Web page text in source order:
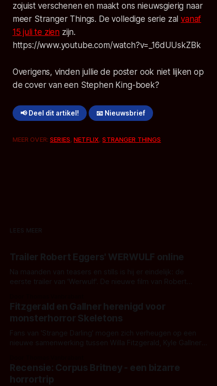
zojuist verschenen en maakt ons nieuwsgierig naar
meer Stranger Things. De volledige serie zalvanaf
15 juli te zien zijn.
https://www.youtube.com/watch?v=_16dUUskZBk
Overigens, vinden jullie de poster ook niet lijken op
de cover van een Stephen King-boek?
📢 Deel dit artikel! 📧 Nieuwsbrief
MEER OVER:SERIES,NETFLIX,STRANGER THINGS
LEES MEER
Trailer Robert Eggers' WERWULF online
Na maanden van teasers en stills is hij er eindelijk: de
eerste trailer van 'Werwulf'. De nieuwe film van Robert
kille stijl vol folklore en mythe. Het topic deze keer is (kon
het het al raden?)... de weerwolf. Kijk je mee?
Fitzgerald en Gallner herenigd voor
monsterhorror Skeletons
Fans van 'Strange Darling' mogen zich verheugen op een
nieuwe samenwerking tussen Willa Fitzgerald, Kyle Gallner
'Skeletons', een nieuwe creature feature waarvoor de
opnames zijn gestart in Australië.
Recensie: Corpus Britney - een bizarre
horrortrip